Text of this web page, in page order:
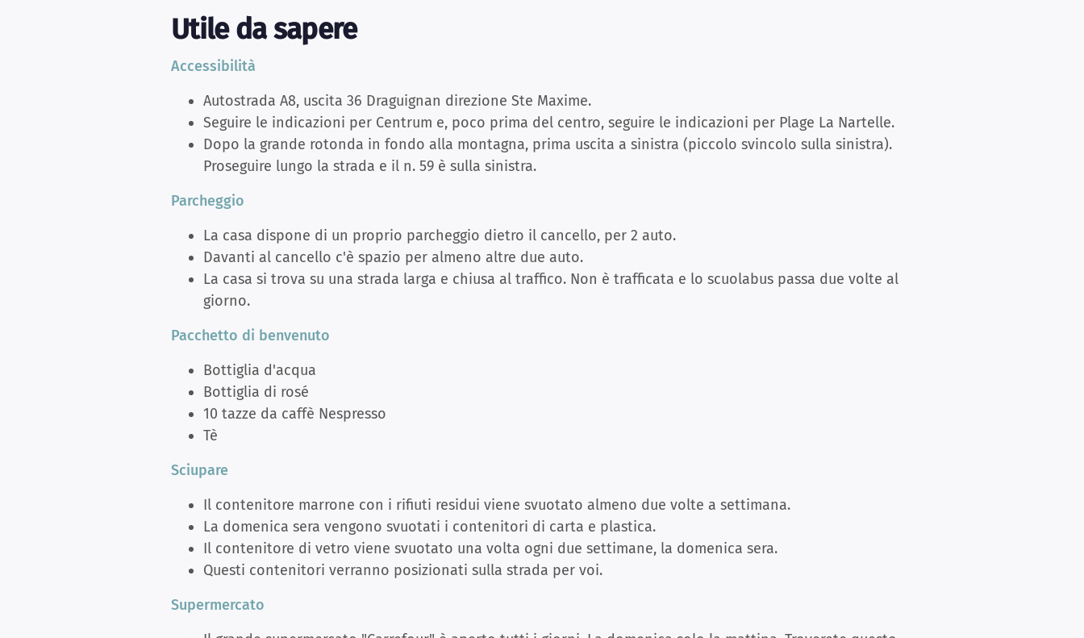
Utile da sapere
Accessibilità
Autostrada A8, uscita 36 Draguignan direzione Ste Maxime.
Seguire le indicazioni per Centrum e, poco prima del centro, seguire le indicazioni per Plage La Nartelle.
Dopo la grande rotonda in fondo alla montagna, prima uscita a sinistra (piccolo svincolo sulla sinistra).
Proseguire lungo la strada e il n. 59 è sulla sinistra.
Parcheggio
La casa dispone di un proprio parcheggio dietro il cancello, per 2 auto.
Davanti al cancello c'è spazio per almeno altre due auto.
La casa si trova su una strada larga e chiusa al traffico. Non è trafficata e lo scuolabus passa due volte al
giorno.
Pacchetto di benvenuto
Bottiglia d'acqua
Bottiglia di rosé
10 tazze da caffè Nespresso
Tè
Sciupare
Il contenitore marrone con i rifiuti residui viene svuotato almeno due volte a settimana.
La domenica sera vengono svuotati i contenitori di carta e plastica.
Il contenitore di vetro viene svuotato una volta ogni due settimane, la domenica sera.
Questi contenitori verranno posizionati sulla strada per voi.
Supermercato